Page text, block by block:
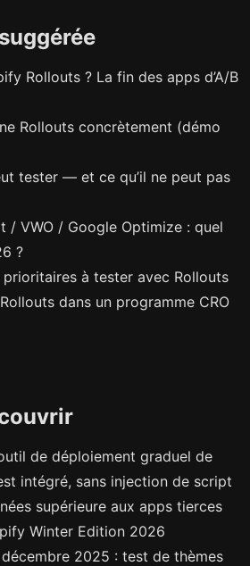
Rollouts ? La fin des apps d’A/B
Rollouts concrètement (démo
tester — et ce qu’il ne peut pas
/ VWO / Google Optimize : quel
?
prioritaires à tester avec Rollouts
dans un programme CRO
de déploiement graduel de
intégré, sans injection de script
supérieure aux apps tierces
Winter Edition 2026
décembre 2025 : test de thèmes